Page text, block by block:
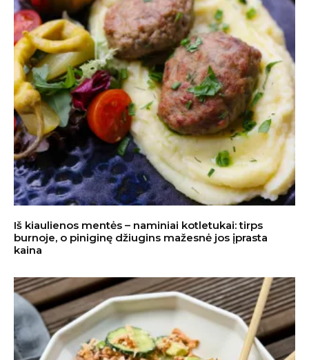
Iš kiaulienos mentės – naminiai kotletukai: tirps
burnoje, o piniginę džiugins mažesnė jos įprasta
kaina